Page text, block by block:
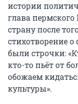
истории
глава
страну после
стихотворение о
были строчки:
кто-то пьёт от
обожаем
культуры».